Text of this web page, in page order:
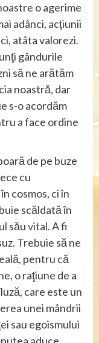
o agerime
adânci, acţiunii
atâta valorezi.
gândurile
să ne arătăm
noastră, dar
s-o acordăm
a face ordine
de pe buze
cu
cosmos, ci în
scăldată în
său vital. A fi
Trebuie să ne
pentru că
o raţiune de a
care este un
unei mândrii
sau egoismului